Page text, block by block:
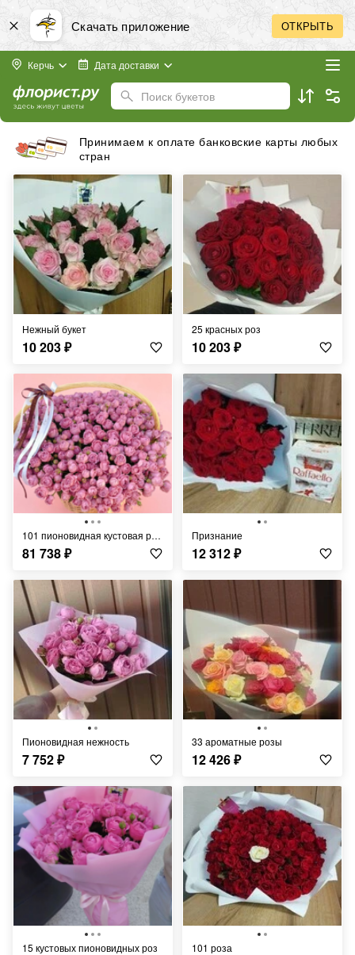
Скачать приложение ОТКРЫТЬ
Керчь Дата доставки
Поиск букетов
Принимаем к оплате банковские карты любых
стран
Нежный букет
10 203₽
25 красных роз
10 203₽
101 пионовидная кустовая роза
81 738₽
Признание
12 312₽
Пионовидная нежность
7 752₽
33 ароматные розы
12 426₽
15 кустовых пионовидных роз 101 роза